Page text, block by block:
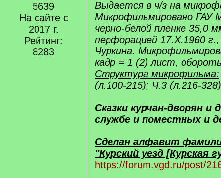
5639
На сайте с
2017 г.
Рейтинг:
8283
Выдается в ч/з на
Микрофильмировано ГАУ
черно-белой пленке 35,0
перфорацией 17.X.1960
Чуркина.
кадр = 1 (2) лист,
Структура микрофильма:
(л.100-215); Ч.3 (л.216-
Сказки курчан-дворян и
службе и поместных и
Сделан алфавит
"Курский уезд [Курская
https://forum.vgd.ru/post/